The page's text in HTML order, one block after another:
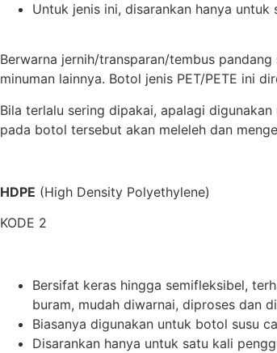
Untuk jenis ini, disarankan hanya
Berwarna jernih/transparan/tembus
minuman lainnya. Botol jenis PET/PETE ini
Bila terlalu sering dipakai, apalagi
pada botol tersebut akan meleleh dan
HDPE (High Density Polyethylene)
KODE 2
Bersifat keras hingga semifleksibel,
buram, mudah diwarnai, diproses dan
Biasanya digunakan untuk botol susu
Disarankan hanya untuk satu kali